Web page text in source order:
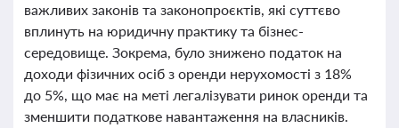
важливих законів та законопроєктів, які суттєво
вплинуть на юридичну практику та бізнес-
середовище. Зокрема, було знижено податок на
доходи фізичних осіб з оренди нерухомості з 18%
до 5%, що має на меті легалізувати ринок оренди та
зменшити податкове навантаження на власників.